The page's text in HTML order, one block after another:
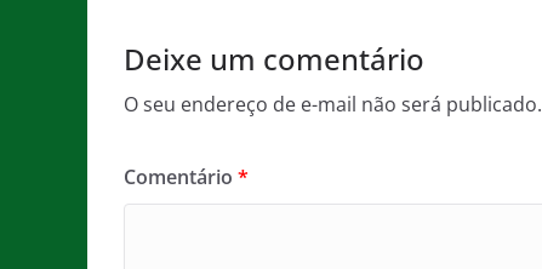
Deixe um comentário
O seu endereço de e-mail não será publicado.
Comentário *